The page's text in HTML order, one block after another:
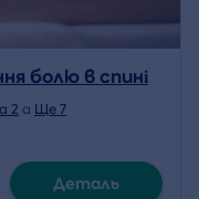
болю в спині
2 a Ще 7
Деталь